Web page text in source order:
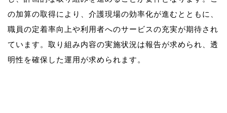
の加算の取得により、介護現場の効率化が進むとともに、
職員の定着率向上や利用者へのサービスの充実が期待され
ています。取り組み内容の実施状況は報告が求められ、透